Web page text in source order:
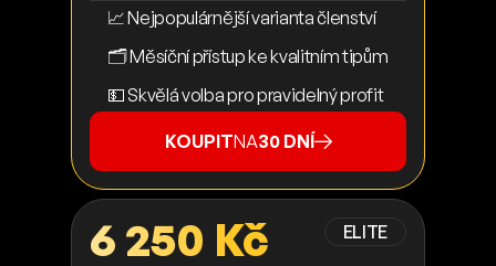
📈 Nejpopulárnější varianta členství
🗂️ Měsíční přístup ke kvalitním tipům
💵 Skvělá volba pro pravidelný profit
KOUPITNA30 DNÍ
ELITE
6 250 Kč